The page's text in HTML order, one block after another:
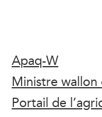
Apaq-W
Ministre wallon
Portail de